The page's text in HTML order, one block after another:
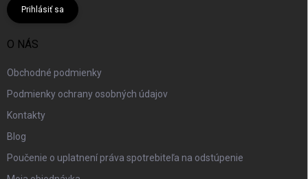
Prihlásiť sa
O NÁS
Obchodné podmienky
Podmienky ochrany osobných údajov
Kontakty
Blog
Poučenie o uplatnení práva spotrebiteľa na odstúpenie